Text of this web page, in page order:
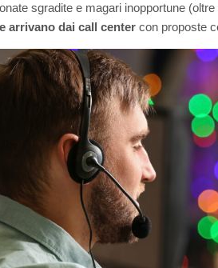
sgradite e magari inopportune
arrivano dai call center con proposte